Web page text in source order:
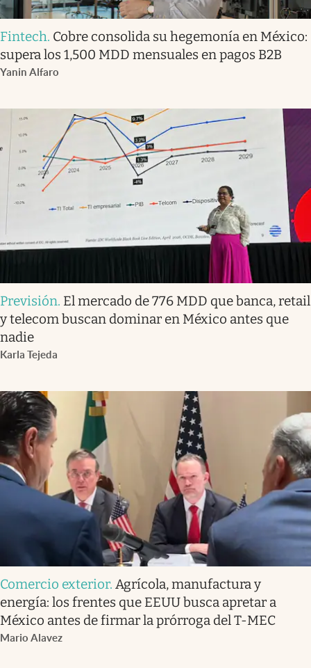
Fintech. Cobre consolida su hegemonía en México:
supera los 1,500 MDD mensuales en pagos B2B
Yanin Alfaro
Previsión. El mercado de 776 MDD que banca, retail
y telecom buscan dominar en México antes que
nadie
Karla Tejeda
Comercio exterior. Agrícola, manufactura y
energía: los frentes que EEUU busca apretar a
México antes de firmar la prórroga del T-MEC
Mario Alavez